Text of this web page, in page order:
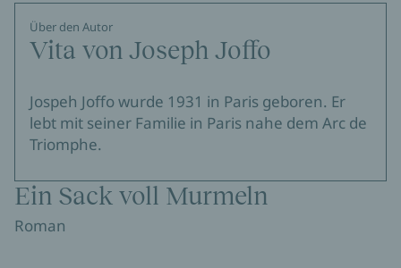
Über den Autor
Vita von Joseph Joffo
Jospeh Joffo wurde 1931 in Paris geboren. Er
lebt mit seiner Familie in Paris nahe dem Arc de
Triomphe.
Ein Sack voll Murmeln
Roman